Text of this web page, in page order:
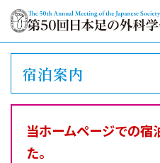
宿泊案内
当ホームページでの宿
た。